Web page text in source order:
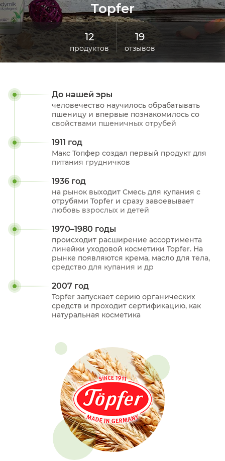
Topfer
12
продуктов
19
отзывов
До нашей эры
человечество научилось обрабатывать
пшеницу и впервые познакомилось со
свойствами пшеничных отрубей
1911 год
Макс Топфер создал первый продукт для
питания грудничков
1936 год
на рынок выходит Смесь для купания с
отрубями Topfer и сразу завоевывает
любовь взрослых и детей
1970–1980 годы
происходит расширение ассортимента
линейки уходовой косметики Topfer. На
рынке появляются крема, масло для тела,
средство для купания и др
2007 год
Topfer запускает серию органических
средств и проходит сертификацию, как
натуральная косметика